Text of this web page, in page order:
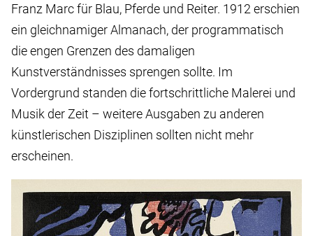
Franz Marc für Blau, Pferde und Reiter. 1912 erschien
ein gleichnamiger Almanach, der programmatisch
die engen Grenzen des damaligen
Kunstverständnisses sprengen sollte. Im
Vordergrund standen die fortschrittliche Malerei und
Musik der Zeit – weitere Ausgaben zu anderen
künstlerischen Disziplinen sollten nicht mehr
erscheinen.